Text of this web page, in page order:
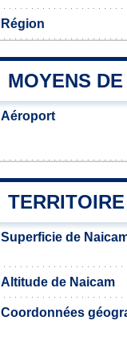
Région
MOYENS
Aéroport
Superficie de
Altitude de Naicam
Coordonnées